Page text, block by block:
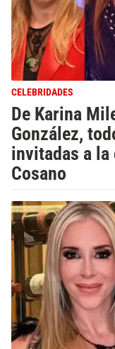
CELEBRIDADES
De Karina
González,
invitadas a la
Cosano